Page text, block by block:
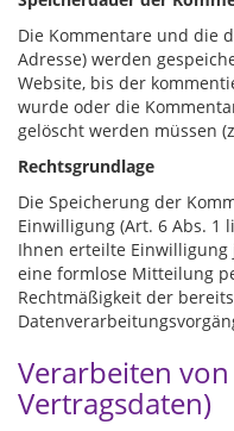
Die Kommentare und die
Adresse) werden
Website, bis der
wurde oder die
gelöscht werden müssen
Rechtsgrundlage
Die Speicherung der
Einwilligung (Art. 6 Abs. 1
Ihnen erteilte
eine formlose Mitteilung
Rechtmäßigkeit der
Verarbeiten
Vertragsdaten)